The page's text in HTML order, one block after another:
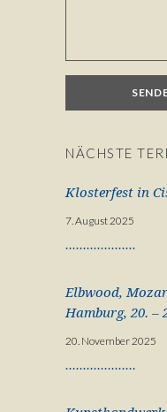
NÄCHSTE
Klosterfest in
7. August 2025
Elbwood,
Hamburg, 20. –
20. November 2025